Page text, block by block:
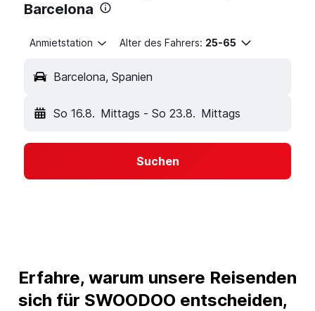
Barcelona
Anmietstation Alter des Fahrers: 25-65
Barcelona, Spanien
So 16.8. Mittags - So 23.8. Mittags
Suchen
Erfahre, warum unsere Reisenden
sich für SWOODOO entscheiden,